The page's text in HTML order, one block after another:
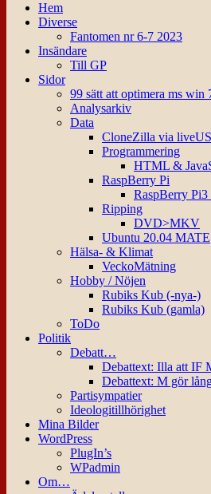
Hem
Diverse
Fantomen nr 6-7 2023
Insändare
Till GP
Sidor
99 sätt att optimera ms win
Analysarkiv
Data
CloneZilla via
Programmering
HTML &
RaspBerry Pi
RaspBerry
Ripping
DVD>MKV
Ubuntu 20.04 MATE
Hälsa- & Klimat
VeckoMätning
Hobby / Nöjen
Rubiks Kub (-nya-)
Rubiks Kub (gamla)
ToDo
Politik
Debatt…
Debattext: Illa att IF
Debattext: M gör
Partisympatier
Ideologitillhörighet
Mina Bilder
WordPress
PlugIn’s
WPadmin
Om…